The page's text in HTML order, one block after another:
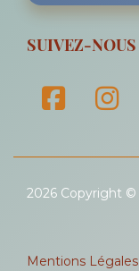
SUIVEZ-NOUS
2026 Copyright ©
Mentions Légales